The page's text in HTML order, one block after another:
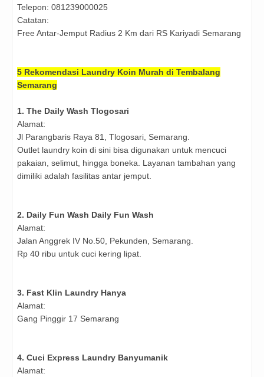
Telepon: 081239000025
Catatan:
Free Antar-Jemput Radius 2 Km dari RS Kariyadi Semarang
5 Rekomendasi Laundry Koin Murah di Tembalang
Semarang
1. The Daily Wash Tlogosari
Alamat:
Jl Parangbaris Raya 81, Tlogosari, Semarang.
Outlet laundry koin di sini bisa digunakan untuk mencuci
pakaian, selimut, hingga boneka. Layanan tambahan yang
dimiliki adalah fasilitas antar jemput.
2. Daily Fun Wash Daily Fun Wash
Alamat:
Jalan Anggrek IV No.50, Pekunden, Semarang.
Rp 40 ribu untuk cuci kering lipat.
3. Fast Klin Laundry Hanya
Alamat:
Gang Pinggir 17 Semarang
4. Cuci Express Laundry Banyumanik
Alamat: